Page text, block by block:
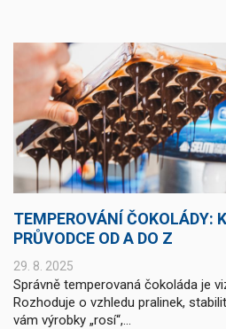
TEMPEROVÁNÍ ČOKOLÁDY:
PRŮVODCE OD A DO Z
29. 8. 2025
Správně temperovaná čokoláda je
Rozhoduje o vzhledu pralinek,
vám výrobky „rosí“,...